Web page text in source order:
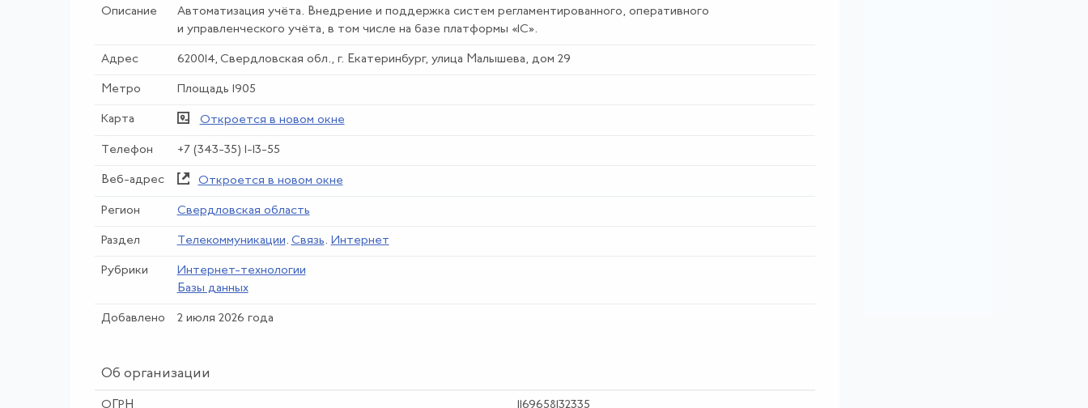
Описание
Автоматизация учёта. Внедрение и поддержка систем регламентированного, оперативного
и управленческого учёта, в том числе на базе платформы «1С».
Адрес 620014, Свердловская обл., г. Екатеринбург, улица Малышева, дом 29
Метро Площадь 1905
Карта Откроется в новом окне
Телефон +7 (343-35) 1-13-55
Веб-адрес Откроется в новом окне
Регион Свердловская область
Раздел Телекоммуникации. Связь. Интернет
Рубрики
Интернет-технологии
Базы данных
Добавлено 2 июля 2026 года
Об организации
ОГРН 1169658132335